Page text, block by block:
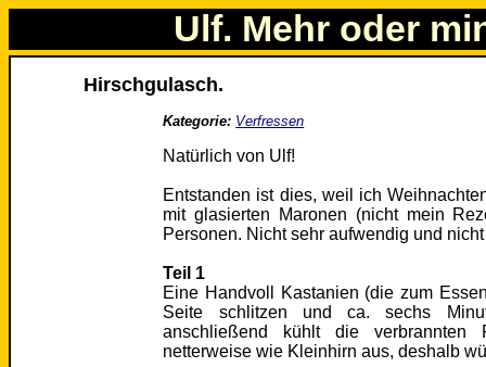
Ulf. Mehr oder
Hirschgulasch.
Kategorie: Verfressen
Natürlich von Ulf!
Entstanden ist dies, weil ich
mit glasierten Maronen (nicht mein
Personen. Nicht sehr aufwendig und
Teil 1
Eine Handvoll Kastanien (die zum
Seite schlitzen und ca. sechs
anschließend kühlt die
netterweise wie Kleinhirn aus, deshalb